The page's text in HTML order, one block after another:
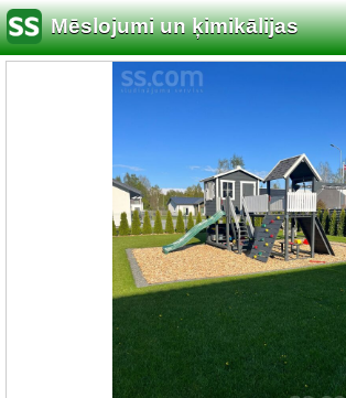
Mēslojumi un ķimikālijas